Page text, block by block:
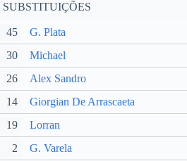
SUBSTITUIÇÕES
45 G. Plata
30 Michael
26 Alex Sandro
14 Giorgian De Arrascaeta
19 Lorran
2
G. Varela